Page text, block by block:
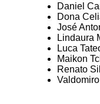
Daniel
Dona
José
Lindaura
Luca
Maikon
Renato